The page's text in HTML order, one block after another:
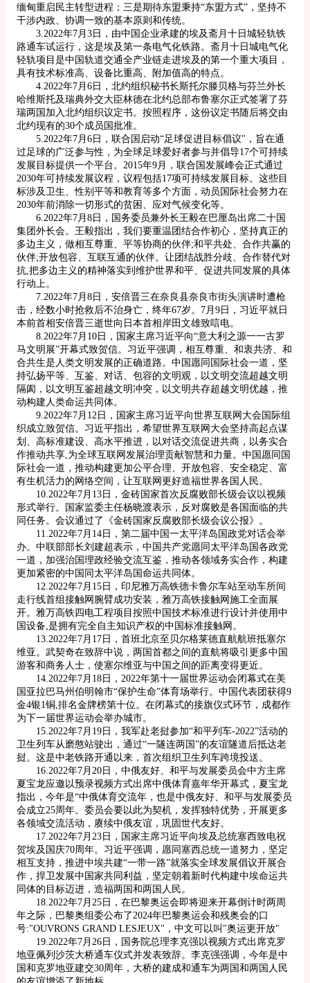
缅甸重启民主转型进程；三是期待东盟秉持“东盟方式”，坚持不
干涉内政、协调一致的基本原则和传统。
3.2022年7月3日，由中国企业承建的埃及斋月十日城轻轨铁
路通车试运行，这是埃及第一条电气化铁路。斋月十日城电气化
轻轨项目是中国轨道交通全产业链走进埃及的第一个重大项目，
具有技术标准高、设备比重高、附加值高的特点。
4.2022年7月6日，北约组织秘书长斯托尔滕贝格与芬兰外长
哈维斯托及瑞典外交大臣林德在北约总部布鲁塞尔正式签署了芬
瑞两国加入北约组织议定书。按照程序，这份议定书随后将交由
北约现有的30个成员国批准。
5.2022年7月6日，联合国启动“足球促进目标倡议"，旨在通
过足球的广泛参与性，为全球足球爱好者参与并倡导17个可持续
发展目标提供一个平台。2015年9月，联合国发展峰会正式通过
2030年可持续发展议程，议程包括17项可持续发展目标。这些目
标涉及卫生、性别平等和教育等多个方面，动员国际社会努力在
2030年前消除一切形式的贫困、应对气候变化等。
6.2022年7月8日，国务委员兼外长王毅在巴厘岛出席二十国
集团外长会。王毅指出，我们要重温团结合作初心，坚持真正的
多边主义，做相互尊重、平等协商的伙伴;和平共处、合作共赢的
伙伴;开放包容、互联互通的伙伴。让团结战胜分歧、合作替代对
抗,把多边主义的精神落实到维护世界和平、促进共同发展的具体
行动上。
7.2022年7月8日，安倍晋三在奈良县奈良市街头演讲时遭枪
击，经数小时抢救后不治身亡，终年67岁。7月9日，习近平就日
本前首相安倍晋三逝世向日本首相岸田文雄致唁电。
8.2022年7月10日，国家主席习近平向“意大利之源一一古罗
马文明展”开幕式致贺信。习近平强调，相互尊重、和衷共济、和
合共生是人类文明发展的正确道路。中国愿同国际社会一道，坚
持弘扬平等、互鉴、对话、包容的文明观，以文明交流超越文明
隔阂，以文明互鉴超越文明冲突，以文明共存超越文明优越，推
动构建人类命运共同体。
9.2022年7月12日，国家主席习近平向世界互联网大会国际组
织成立致贺信。习近平指出，希望世界互联网大会坚持高起点谋
划、高标准建设、高水平推进，以对话交流促进共商，以务实合
作推动共享,为全球互联网发展治理贡献智慧和力量。中国愿同国
际社会一道，推动构建更加公平合理、开放包容、安全稳定、富
有生机活力的网络空间，让互联网更好造福世界各国人民。
10.2022年7月13日，金砖国家首次反腐败部长级会议以视频
形式举行。国家监委主任杨晓渡表示，反对腐败是各国面临的共
同任务。会议通过了《金砖国家反腐败部长级会议公报》。
11.2022年7月14日，第二届中国一太平洋岛国政党对话会举
办。中联部部长刘建超表示，中国共产党愿同太平洋岛国各政党
一道，加强治国理政经验交流互鉴，推动各领域务实合作，构建
更加紧密的中国同太平洋岛国命运共同体。
12.2022年7月15日，印尼雅万高铁德卡鲁尔车站至动车所间
走行线首组接触网腕臂成功安装，雅万高铁接触网施工全面展
开。雅万高铁四电工程项目按照中国技术标准进行设计并使用中
国设备,是拥有完全自主知识产权的中国标准接触网。
13.2022年7月17日，首班北京至贝尔格莱德直航航班抵塞尔
维亚。武契奇在致辞中说，两国首都之间的直航将吸引更多中国
游客和商务人士，使塞尔维亚与中国之间的距离变得更近。
14.2022年7月18日，2022年第十一届世界运动会闭幕式在美
国亚拉巴马州伯明翰市“保护生命”体育场举行。中国代表团获得9
金4银1铜,排名金牌榜第十位。在闭幕式的接旗仪式环节，成都作
为下一届世界运动会举办城市。
15.2022年7月19日，我军赴老挝参加“和平列车-2022”活动的
卫生列车从磨憨站驶出，通过“一隧连两国”的友谊隧道后抵达老
挝。这是中老铁路开通以来，首次组织卫生列车跨境投送。
16.2022年7月20日，中俄友好、和平与发展委员会中方主席
夏宝龙应邀以预录视频方式出席中俄体育嘉年华开幕式，夏宝龙
指出，今年是“中俄体育交流年，也是中俄友好、和平与发展委员
会成立25周年。委员会要以此为契机，发挥独特优势，开展更多
各领域交流活动，赓续中俄友谊，巩固世代友好。
17.2022年7月23日，国家主席习近平向埃及总统塞西致电祝
贺埃及国庆70周年。习近平强调，愿同塞西总统一道努力，坚定
相互支持，推进中埃共建“一带一路”就落实全球发展倡议开展合
作，捍卫发展中国家共同利益，坚定朝着新时代构建中埃命运共
同体的目标迈进，造福两国和两国人民。
18.2022年7月25日，在巴黎奥运会即将迎来开幕倒计时两周
年之际，巴黎奥组委公布了2024年巴黎奥运会和残奥会的口
号:"OUVRONS GRAND LESJEUX"，中文可以叫"奥运更开放"
19.2022年7月26日，国务院总理李克强以视频方式出席克罗
地亚佩列沙茨大桥通车仪式并发表致辞。李克强强调，今年是中
国和克罗地亚建交30周年，大桥的建成和通车为两国和两国人民
的友谊增添了新地标